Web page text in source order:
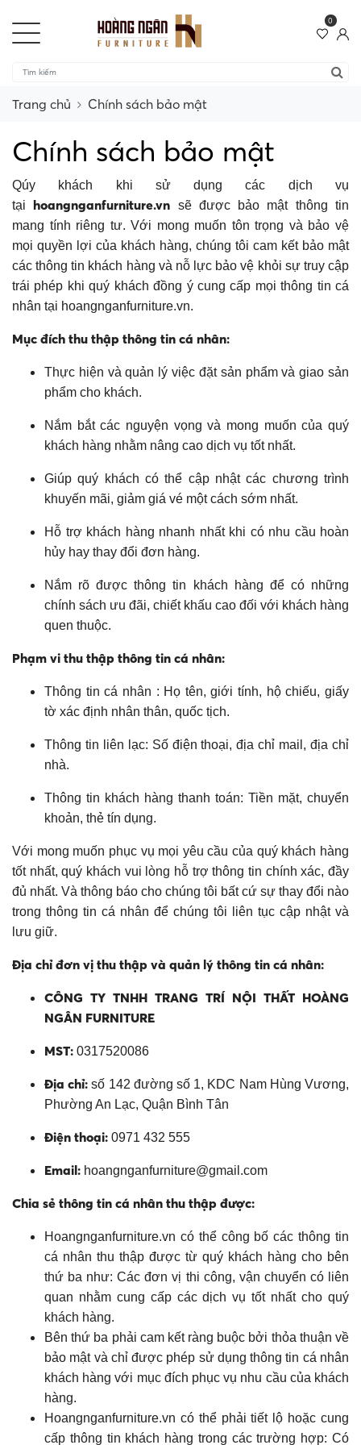
0
Trang chủ Chính sách bảo mật
Chính sách bảo mật
Qúy khách khi sử dụng các dịch vụ
tại hoangnganfurniture.vn sẽ được bảo mật thông tin
mang tính riêng tư. Với mong muốn tôn trọng và bảo vệ
mọi quyền lợi của khách hàng, chúng tôi cam kết bảo mật
các thông tin khách hàng và nỗ lực bảo vệ khỏi sự truy cập
trái phép khi quý khách đồng ý cung cấp mọi thông tin cá
nhân tại hoangnganfurniture.vn.
Mục đích thu thập thông tin cá nhân:
Thực hiện và quản lý việc đặt sản phẩm và giao sản
phẩm cho khách.
Nắm bắt các nguyện vọng và mong muốn của quý
khách hàng nhằm nâng cao dịch vụ tốt nhất.
Giúp quý khách có thể cập nhật các chương trình
khuyến mãi, giảm giá vé một cách sớm nhất.
Hỗ trợ khách hàng nhanh nhất khi có nhu cầu hoàn
hủy hay thay đổi đơn hàng.
Nắm rõ được thông tin khách hàng để có những
chính sách ưu đãi, chiết khấu cao đối với khách hàng
quen thuộc.
Phạm vi thu thập thông tin cá nhân:
Thông tin cá nhân : Họ tên, giới tính, hộ chiếu, giấy
tờ xác định nhân thân, quốc tịch.
Thông tin liên lạc: Số điện thoại, địa chỉ mail, địa chỉ
nhà.
Thông tin khách hàng thanh toán: Tiền mặt, chuyển
khoản, thẻ tín dụng.
Với mong muốn phục vụ mọi yêu cầu của quý khách hàng
tốt nhất, quý khách vui lòng hỗ trợ thông tin chính xác, đầy
đủ nhất. Và thông báo cho chúng tôi bất cứ sự thay đổi nào
trong thông tin cá nhân để chúng tôi liên tục cập nhật và
lưu giữ.
Địa chỉ đơn vị thu thập và quản lý thông tin cá nhân:
CÔNG TY TNHH TRANG TRÍ NỘI THẤT HOÀNG
NGÂN FURNITURE
MST: 0317520086
Địa chỉ: số 142 đường số 1, KDC Nam Hùng Vương,
Phường An Lạc, Quận Bình Tân
Điện thoại: 0971 432 555
Email: hoangnganfurniture@gmail.com
Chia sẻ thông tin cá nhân thu thập được:
Hoangnganfurniture.vn có thể công bố các thông tin
cá nhân thu thập được từ quý khách hàng cho bên
thứ ba như: Các đơn vị thi công, vận chuyển có liên
quan nhằm cung cấp các dịch vụ tốt nhất cho quý
khách hàng.
Bên thứ ba phải cam kết ràng buộc bởi thỏa thuận về
bảo mật và chỉ được phép sử dụng thông tin cá nhân
khách hàng với mục đích phục vụ nhu cầu của khách
hàng.
Hoangnganfurniture.vn có thể phải tiết lộ hoặc cung
cấp thông tin khách hàng trong các trường hợp: Có